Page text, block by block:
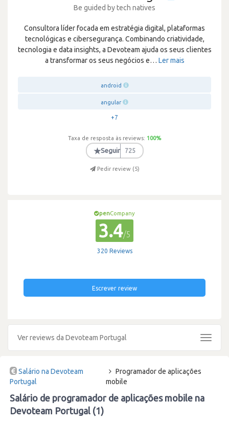
Be guided by tech natives
Consultora líder focada em estratégia digital, plataformas
tecnológicas e cibersegurança. Combinando criatividade,
tecnologia e data insights, a Devoteam ajuda os seus clientes
a transformar os seus negócios e… Ler mais
android
angular
+7
Taxa de resposta às reviews: 100%
★Seguir 725
Pedir review (5)
penCompany
3.4/5
320 Reviews
Escrever review
Ver reviews da Devoteam Portugal
Toggle
Salário na Devoteam
Portugal
Programador de aplicações
mobile
Salário de programador de aplicações mobile na
Devoteam Portugal (1)